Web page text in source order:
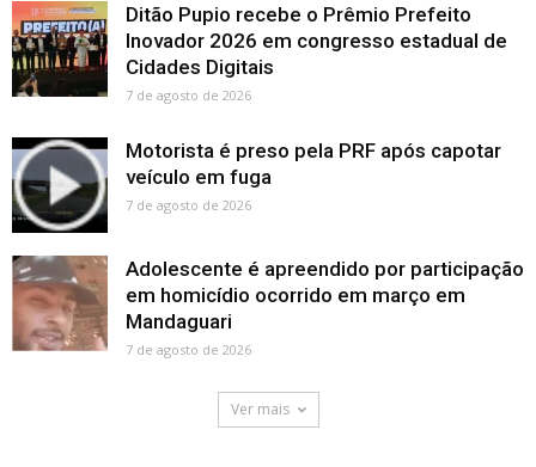
Ditão Pupio recebe o Prêmio Prefeito
Inovador 2026 em congresso estadual de
Cidades Digitais
7 de agosto de 2026
Motorista é preso pela PRF após capotar
veículo em fuga
7 de agosto de 2026
Adolescente é apreendido por participação
em homicídio ocorrido em março em
Mandaguari
7 de agosto de 2026
Ver mais